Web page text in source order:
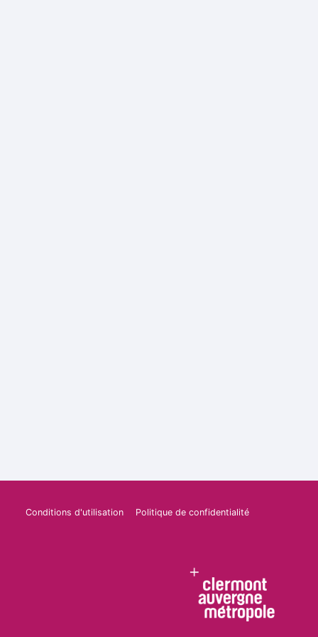
Conditions d'utilisation Politique de confidentialité